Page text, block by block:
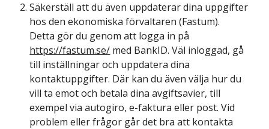
Säkerställ att du även uppdaterar dina uppgifter
hos den ekonomiska förvaltaren (Fastum).
Detta gör du genom att logga in på
https://fastum.se/ med BankID. Väl inloggad, gå
till inställningar och uppdatera dina
kontaktuppgifter. Där kan du även välja hur du
vill ta emot och betala dina avgiftsavier, till
exempel via autogiro, e-faktura eller post. Vid
problem eller frågor går det bra att kontakta